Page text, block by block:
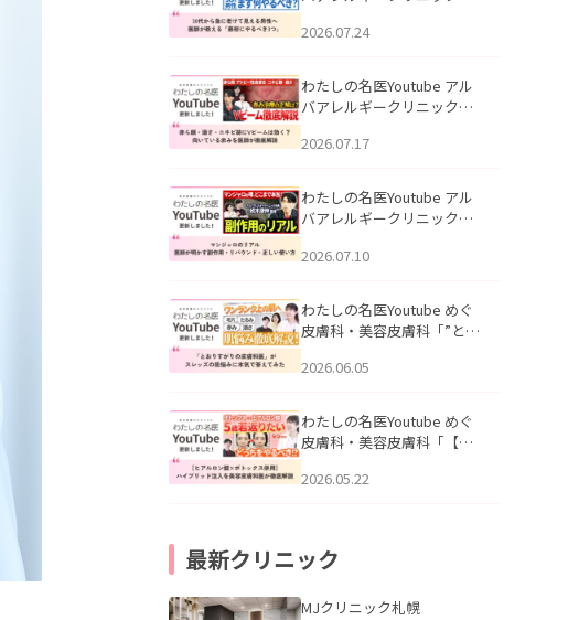
える男性へ｜医師が教える
公開いたしました。
2026.07.24
わたしの名医Youtube アル
バアレルギークリニック札
跡にVビームは効く？向いて
説」を公開いたしました。
2026.07.17
わたしの名医Youtube アル
バアレルギークリニック札
医師が明かす副作用・リバ
公開いたしました。
2026.07.10
わたしの名医Youtube めぐ
皮膚科・美容皮膚科「”とお
ッズの肌悩みに本気で答え
た。
2026.06.05
わたしの名医Youtube めぐ
皮膚科・美容皮膚科「【ヒ
用】ハイブリッド注入を美
2026.05.22
最新クリニック
MJクリニック札幌